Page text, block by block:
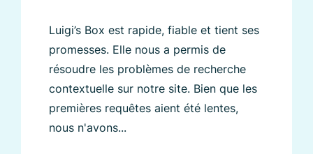
Luigi’s Box est rapide, fiable et tient ses
promesses. Elle nous a permis de
résoudre les problèmes de recherche
contextuelle sur notre site. Bien que les
premières requêtes aient été lentes,
nous n'avons...